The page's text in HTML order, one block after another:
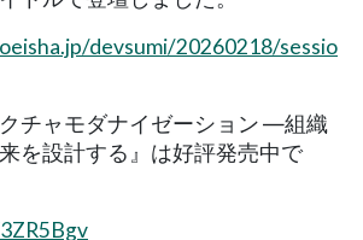
devsumi/20260218/sessio
チャモダナイゼーション ―組織
を設計する』は好評発売中で